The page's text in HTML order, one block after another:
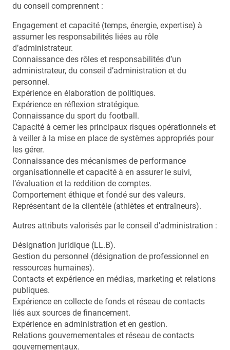
du conseil comprennent :
Engagement et capacité (temps, énergie, expertise) à
assumer les responsabilités liées au rôle
d’administrateur.
Connaissance des rôles et responsabilités d’un
administrateur, du conseil d’administration et du
personnel.
Expérience en élaboration de politiques.
Expérience en réflexion stratégique.
Connaissance du sport du football.
Capacité à cerner les principaux risques opérationnels et
à veiller à la mise en place de systèmes appropriés pour
les gérer.
Connaissance des mécanismes de performance
organisationnelle et capacité à en assurer le suivi,
l’évaluation et la reddition de comptes.
Comportement éthique et fondé sur des valeurs.
Représentant de la clientèle (athlètes et entraîneurs).
Autres attributs valorisés par le conseil d’administration :
Désignation juridique (LL.B).
Gestion du personnel (désignation de professionnel en
ressources humaines).
Contacts et expérience en médias, marketing et relations
publiques.
Expérience en collecte de fonds et réseau de contacts
liés aux sources de financement.
Expérience en administration et en gestion.
Relations gouvernementales et réseau de contacts
gouvernementaux.